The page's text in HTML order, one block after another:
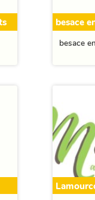
besace
besace